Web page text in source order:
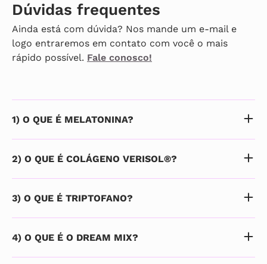
Dúvidas frequentes
Ainda está com dúvida? Nos mande um e-mail e
logo entraremos em contato com você o mais
rápido possível. Fale conosco!
1) O QUE É MELATONINA?
2) O QUE É COLÁGENO VERISOL®?
3) O QUE É TRIPTOFANO?
4) O QUE É O DREAM MIX?